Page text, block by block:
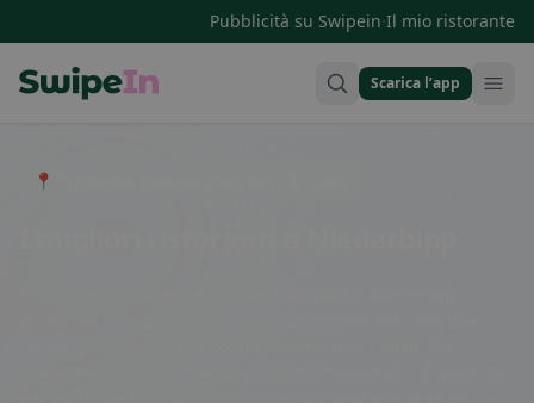
Pubblicità su Swipein·Il mio ristorante
Scarica l’app
📍 Entdecke Restaurants, Bars & Cafés